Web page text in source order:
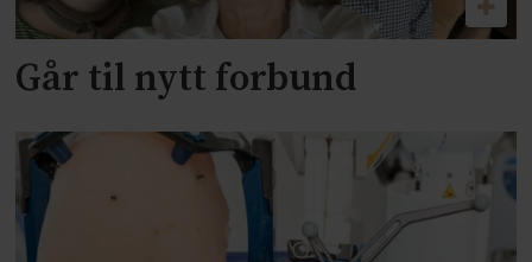
Går til nytt forbund